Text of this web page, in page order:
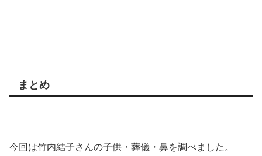
まとめ
今回は竹内結子さんの子供・葬儀・鼻を調べました。